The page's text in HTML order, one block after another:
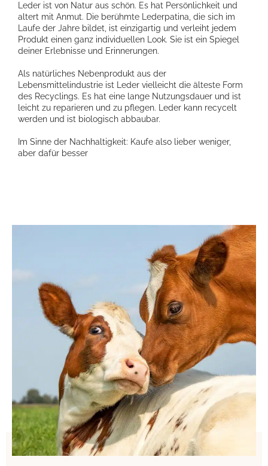
Leder ist von Natur aus schön. Es hat Persönlichkeit und
altert mit Anmut. Die berühmte Lederpatina, die sich im
Laufe der Jahre bildet, ist einzigartig und verleiht jedem
Produkt einen ganz individuellen Look. Sie ist ein Spiegel
deiner Erlebnisse und Erinnerungen.
Als natürliches Nebenprodukt aus der
Lebensmittelindustrie ist Leder vielleicht die älteste Form
des Recyclings. Es hat eine lange Nutzungsdauer und ist
leicht zu reparieren und zu pflegen. Leder kann recycelt
werden und ist biologisch abbaubar.
Im Sinne der Nachhaltigkeit: Kaufe also lieber weniger,
aber dafür besser